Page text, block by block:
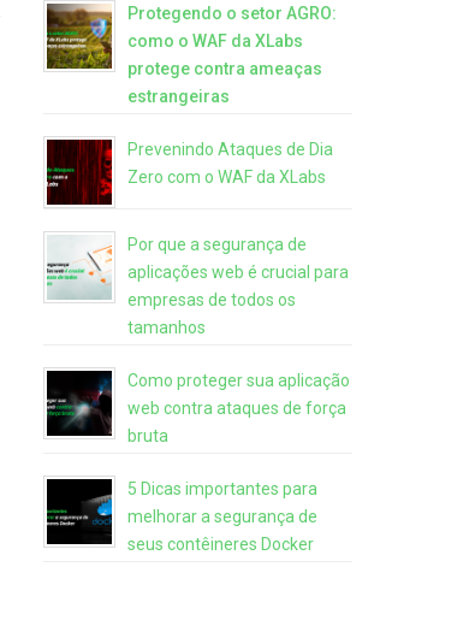
Protegendo o setor AGRO:
como o WAF da XLabs
protege contra ameaças
estrangeiras
Prevenindo Ataques de Dia
Zero com o WAF da XLabs
Por que a segurança de
aplicações web é crucial para
empresas de todos os
tamanhos
Como proteger sua aplicação
web contra ataques de força
bruta
5 Dicas importantes para
melhorar a segurança de
seus contêineres Docker